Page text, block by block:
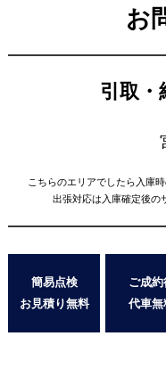
お
引取・
こちらのエリアでしたら入庫
出張対応は入庫確定後の
簡易点検
お見積り無料
ご成約
代車無